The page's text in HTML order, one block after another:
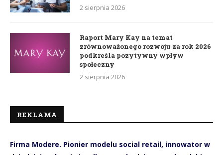
2 sierpnia 2026
Raport Mary Kay na temat
zrównoważonego rozwoju za rok 2026
podkreśla pozytywny wpływ
społeczny
2 sierpnia 2026
REKLAMA
Firma Modere. Pionier modelu social retail, innowator w